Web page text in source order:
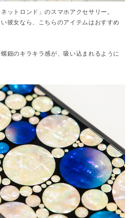
ットロンド」のスマホアクセサリー。
彼女なら、こちらのアイテムはおすすめ
鈿のキラキラ感が、吸い込まれるように